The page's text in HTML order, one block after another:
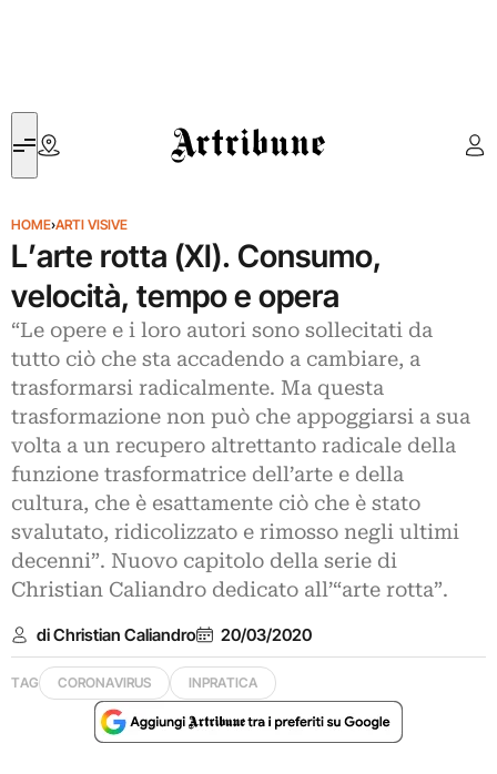
Artribune
HOME›ARTI VISIVE
L’arte rotta (XI). Consumo,
velocità, tempo e opera
“Le opere e i loro autori sono sollecitati da
tutto ciò che sta accadendo a cambiare, a
trasformarsi radicalmente. Ma questa
trasformazione non può che appoggiarsi a sua
volta a un recupero altrettanto radicale della
funzione trasformatrice dell’arte e della
cultura, che è esattamente ciò che è stato
svalutato, ridicolizzato e rimosso negli ultimi
decenni”. Nuovo capitolo della serie di
Christian Caliandro dedicato all’“arte rotta”.
di Christian Caliandro 20/03/2020
TAG CORONAVIRUS INPRATICA